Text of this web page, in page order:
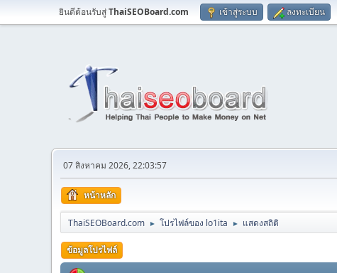
ยินดีต้อนรับสู่ThaiSEOBoard.com เข้าสู่ระบบ ลงทะเบียน
07 สิงหาคม 2026, 22:03:57
หน้าหลัก
ThaiSEOBoard.com ► โปรไฟล์ของ lo1ita ► แสดงสถิติ
ข้อมูลโปรไฟล์